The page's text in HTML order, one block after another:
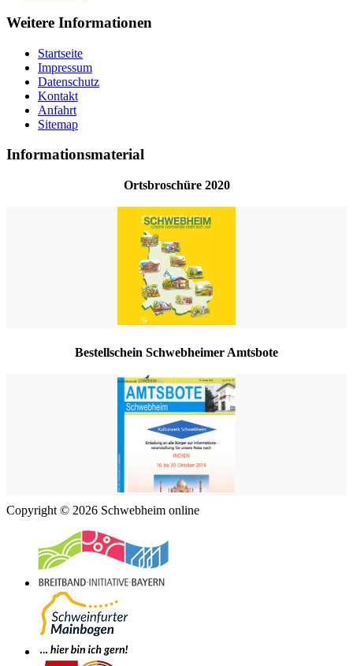
Weitere Informationen
Startseite
Impressum
Datenschutz
Kontakt
Anfahrt
Sitemap
Informationsmaterial
Ortsbroschüre 2020
Bestellschein Schwebheimer Amtsbote
Copyright © 2026 Schwebheim online